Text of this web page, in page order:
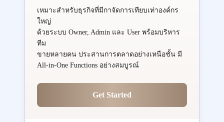
เหมาะสำหรับธุรกิจที่มีกาจัดการเทียบเท่าองค์กร
ใหญ่
ด้วยระบบ Owner, Admin และ User พร้อมบริหาร
ทีม
ขายหลายคน ประสานการตลาดอย่างเหนือชั้น มี
All-in-One Functions อย่างสมบูรณ์
Get Started